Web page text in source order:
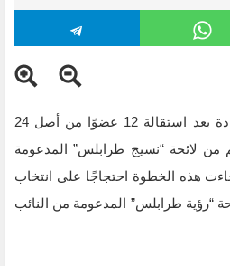
تشهد بلدية طرابلس أزمة حادة بعد استقالة 12 عضوًا من أصل 24
من لائحة “نسيج طرابلس” المدعومة
هذه الخطوة احتجاجًا على انتخاب
“رؤية طرابلس” المدعومة من النائب